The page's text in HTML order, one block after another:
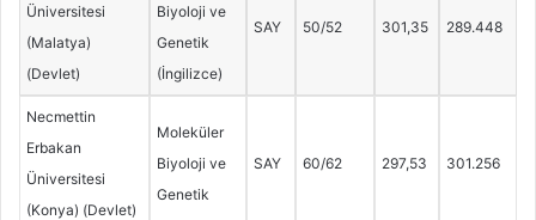
Üniversitesi
(Malatya)
(Devlet)
Biyoloji ve
Genetik
(İngilizce)
SAY 50/52 301,35 289.448
Necmettin
Erbakan
Üniversitesi
(Konya) (Devlet)
Moleküler
Biyoloji ve
Genetik
SAY 60/62 297,53 301.256